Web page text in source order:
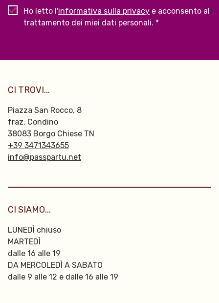
Ho letto l'informativa sulla privacy e acconsento al
trattamento dei miei dati personali. *
CI TROVI...
Piazza San Rocco, 8
fraz. Condino
38083 Borgo Chiese TN
+39 3471343655
info@passpartu.net
CI SIAMO...
LUNEDÌ chiuso
MARTEDÌ
dalle 16 alle 19
DA MERCOLEDÌ A SABATO
dalle 9 alle 12 e dalle 16 alle 19